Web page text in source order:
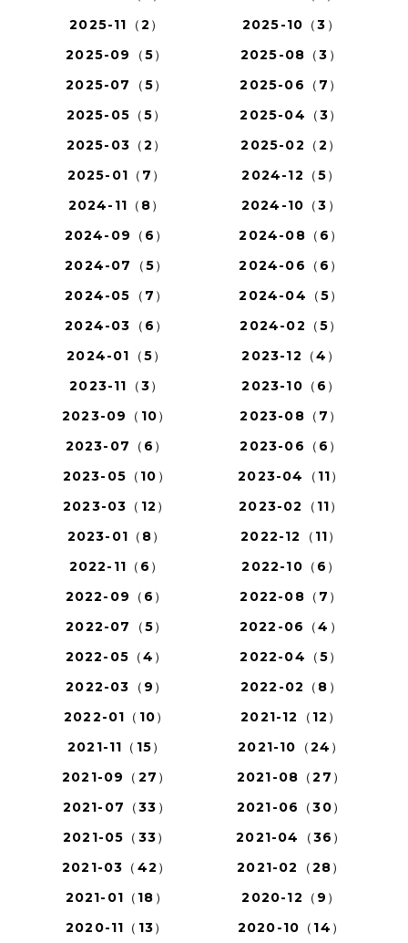
2025-11（2）
2025-10（3）
2025-09（5）
2025-08（3）
2025-07（5）
2025-06（7）
2025-05（5）
2025-04（3）
2025-03（2）
2025-02（2）
2025-01（7）
2024-12（5）
2024-11（8）
2024-10（3）
2024-09（6）
2024-08（6）
2024-07（5）
2024-06（6）
2024-05（7）
2024-04（5）
2024-03（6）
2024-02（5）
2024-01（5）
2023-12（4）
2023-11（3）
2023-10（6）
2023-09（10）
2023-08（7）
2023-07（6）
2023-06（6）
2023-05（10）
2023-04（11）
2023-03（12）
2023-02（11）
2023-01（8）
2022-12（11）
2022-11（6）
2022-10（6）
2022-09（6）
2022-08（7）
2022-07（5）
2022-06（4）
2022-05（4）
2022-04（5）
2022-03（9）
2022-02（8）
2022-01（10）
2021-12（12）
2021-11（15）
2021-10（24）
2021-09（27）
2021-08（27）
2021-07（33）
2021-06（30）
2021-05（33）
2021-04（36）
2021-03（42）
2021-02（28）
2021-01（18）
2020-12（9）
2020-11（13）
2020-10（14）